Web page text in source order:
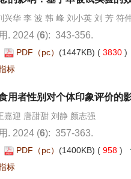
): 343-356.
3830
): 357-363.
958 )